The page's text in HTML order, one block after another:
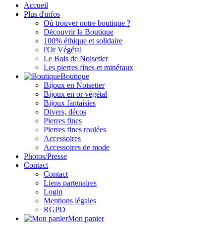
Accueil
Plus d'infos
Où trouver notre boutique ?
Découvrir la Boutique
100% éthique et solidaire
l'Or Végétal
Le Bois de Noisetier
Les pierres fines et minéraux
Boutique
Bijoux en Noisetier
Bijoux en or végétal
Bijoux fantaisies
Divers, décos
Pierres fines
Pierres fines roulées
Accessoires
Accessoires de mode
Photos/Presse
Contact
Contact
Liens partenaires
Login
Mentions légales
RGPD
Mon panier